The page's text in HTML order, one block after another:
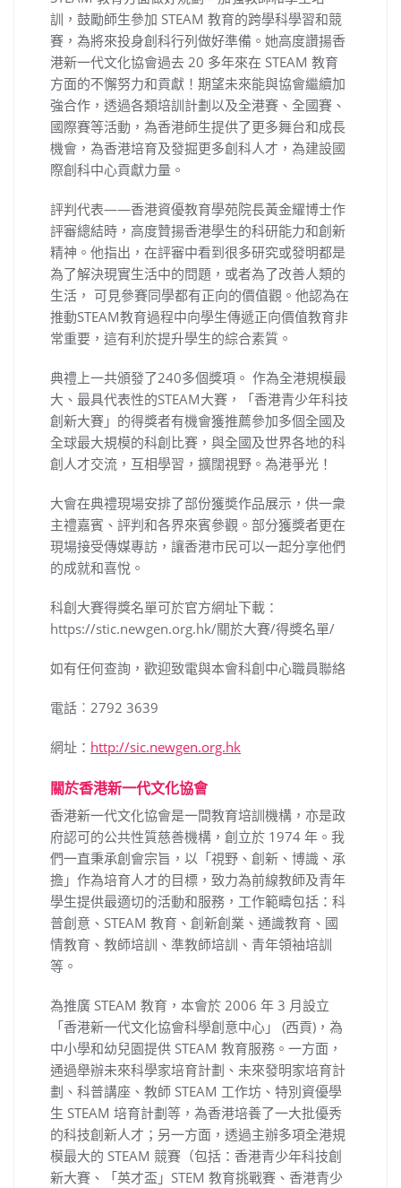
訓，鼓勵師生參加 STEAM 教育的跨學科學習和競
賽，為將來投身創科行列做好準備。她高度讚揚香
港新一代文化協會過去 20 多年來在 STEAM 教育
方面的不懈努力和貢獻！期望未來能與協會繼續加
強合作，透過各類培訓計劃以及全港賽、全國賽、
國際賽等活動，為香港師生提供了更多舞台和成長
機會，為香港培育及發掘更多創科人才，為建設國
際創科中心貢獻力量。
評判代表——香港資優教育學苑院長黃金耀博士作
評審總結時，高度贊揚香港學生的科研能力和創新
精神。他指出，在評審中看到很多研究或發明都是
為了解決現實生活中的問題，或者為了改善人類的
生活， 可見參賽同學都有正向的價值觀。他認為在
推動STEAM教育過程中向學生傳遞正向價值教育非
常重要，這有利於提升學生的綜合素質。
典禮上一共頒發了240多個獎項。 作為全港規模最
大、最具代表性的STEAM大賽，「香港青少年科技
創新大賽」的得獎者有機會獲推薦參加多個全國及
全球最大規模的科創比賽，與全國及世界各地的科
創人才交流，互相學習，擴闊視野。為港爭光！
大會在典禮現場安排了部份獲奬作品展示，供一衆
主禮嘉賓、評判和各界來賓參觀。部分獲獎者更在
現場接受傳媒專訪，讓香港市民可以一起分享他們
的成就和喜悅。
科創大賽得獎名單可於官方網址下載：
https://stic.newgen.org.hk/關於大賽/得獎名單/
如有任何查詢，歡迎致電與本會科創中心職員聯絡
電話︰2792 3639
網址： http://sic.newgen.org.hk
關於香港新一代文化協會
香港新一代文化協會是一間教育培訓機構，亦是政
府認可的公共性質慈善機構，創立於 1974 年。我
們一直秉承創會宗旨，以「視野、創新、博識、承
擔」作為培育人才的目標，致力為前線教師及青年
學生提供最適切的活動和服務，工作範疇包括：科
普創意、STEAM 教育、創新創業、通識教育、國
情教育、教師培訓、準教師培訓、青年領袖培訓
等。
為推廣 STEAM 教育，本會於 2006 年 3 月設立
「香港新一代文化協會科學創意中心」 (西貢)，為
中小學和幼兒園提供 STEAM 教育服務。一方面，
通過舉辦未來科學家培育計劃、未來發明家培育計
劃、科普講座、教師 STEAM 工作坊、特別資優學
生 STEAM 培育計劃等，為香港培養了一大批優秀
的科技創新人才；另一方面，透過主辦多項全港規
模最大的 STEAM 競賽（包括：香港青少年科技創
新大賽、「英才盃」STEM 教育挑戰賽、香港青少